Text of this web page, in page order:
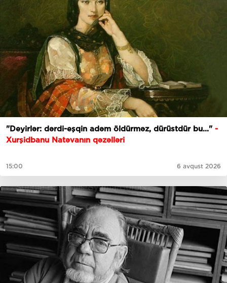
"Deyirlər: dərdi-eşqin adəm öldürməz, dürüstdür bu..." -
Xurşidbanu Natəvanın qəzəlləri
15:00 6 avqust 2026